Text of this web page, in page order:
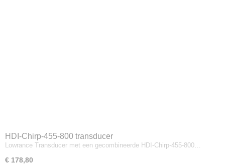
HDI-Chirp-455-800 transducer
Lowrance Transducer met een gecombineerde HDI-Chirp-455-800…
€ 178,80